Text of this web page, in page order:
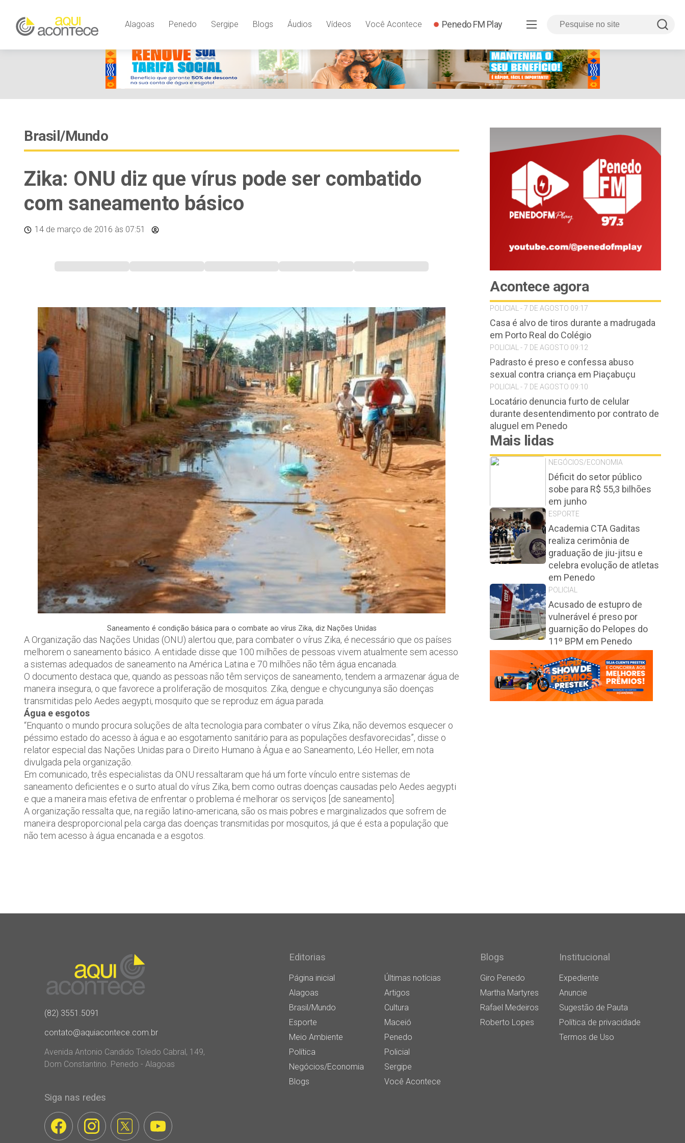
Alagoas Penedo Sergipe Blogs Áudios Vídeos Você Acontece Penedo FM Play
Brasil/Mundo
Zika: ONU diz que vírus pode ser combatido
com saneamento básico
14 de março de 2016 às 07:51
Saneamento é condição básica para o combate ao vírus Zika, diz Nações Unidas
A Organização das Nações Unidas (ONU) alertou que, para combater o vírus Zika, é necessário que os países
melhorem o saneamento básico. A entidade disse que 100 milhões de pessoas vivem atualmente sem acesso
a sistemas adequados de saneamento na América Latina e 70 milhões não têm água encanada.
O documento destaca que, quando as pessoas não têm serviços de saneamento, tendem a armazenar água de
maneira insegura, o que favorece a proliferação de mosquitos. Zika, dengue e chycungunya são doenças
transmitidas pelo Aedes aegypti, mosquito que se reproduz em água parada.
Água e esgotos
“Enquanto o mundo procura soluções de alta tecnologia para combater o vírus Zika, não devemos esquecer o
péssimo estado do acesso à água e ao esgotamento sanitário para as populações desfavorecidas”, disse o
relator especial das Nações Unidas para o Direito Humano à Água e ao Saneamento, Léo Heller, em nota
divulgada pela organização.
Em comunicado, três especialistas da ONU ressaltaram que há um forte vínculo entre sistemas de
saneamento deficientes e o surto atual do vírus Zika, bem como outras doenças causadas pelo Aedes aegypti
e que a maneira mais efetiva de enfrentar o problema é melhorar os serviços [de saneamento].
A organização ressalta que, na região latino-americana, são os mais pobres e marginalizados que sofrem de
maneira desproporcional pela carga das doenças transmitidas por mosquitos, já que é esta a população que
não tem acesso à água encanada e a esgotos.
Acontece agora
POLICIAL - 7 DE AGOSTO 09:17
Casa é alvo de tiros durante a madrugada
em Porto Real do Colégio
POLICIAL - 7 DE AGOSTO 09:12
Padrasto é preso e confessa abuso
sexual contra criança em Piaçabuçu
POLICIAL - 7 DE AGOSTO 09:10
Locatário denuncia furto de celular
durante desentendimento por contrato de
aluguel em Penedo
Mais lidas
NEGÓCIOS/ECONOMIA
Déficit do setor público
sobe para R$ 55,3 bilhões
em junho
ESPORTE
Academia CTA Gaditas
realiza cerimônia de
graduação de jiu-jitsu e
celebra evolução de atletas
em Penedo
POLICIAL
Acusado de estupro de
vulnerável é preso por
guarnição do Pelopes do
11º BPM em Penedo
(82) 3551.5091
contato@aquiacontece.com.br
Avenida Antonio Candido Toledo Cabral, 149,
Dom Constantino. Penedo - Alagoas
Siga nas redes
Editorias
Página inicial
Últimas notícias
Alagoas
Artigos
Brasil/Mundo
Cultura
Esporte
Maceió
Meio Ambiente
Penedo
Política
Policial
Negócios/Economia
Sergipe
Blogs
Você Acontece
Blogs
Giro Penedo
Martha Martyres
Rafael Medeiros
Roberto Lopes
Institucional
Expediente
Anuncie
Sugestão de Pauta
Política de privacidade
Termos de Uso